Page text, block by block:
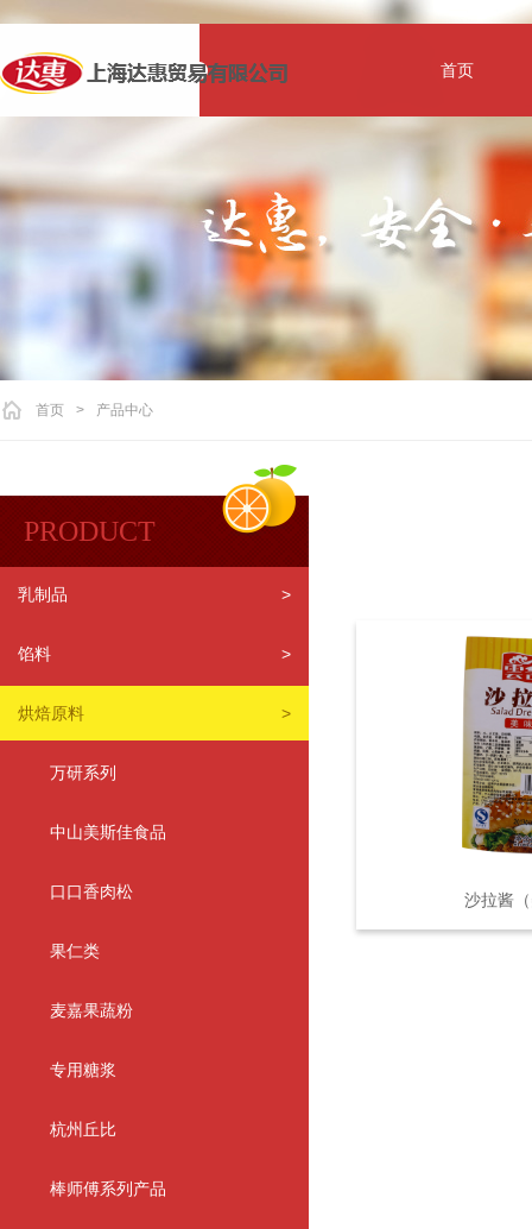
首页
首页 > 产品中心
PRODUCT
乳制品 >
馅料 >
烘焙原料 >
万研系列
中山美斯佳食品
口口香肉松
果仁类
麦嘉果蔬粉
专用糖浆
杭州丘比
棒师傅系列产品
沙拉酱